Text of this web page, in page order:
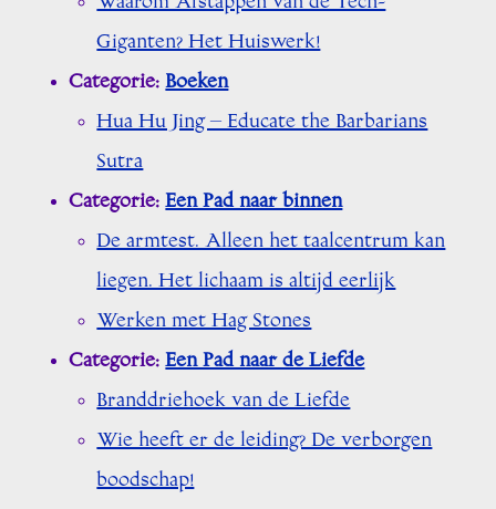
Giganten? Het Huiswerk!
Categorie:Boeken
Hua Hu Jing – Educate the Barbarians
Sutra
Categorie:Een Pad naar binnen
De armtest. Alleen het taalcentrum kan
liegen. Het lichaam is altijd eerlijk
Werken met Hag Stones
Categorie:Een Pad naar de Liefde
Branddriehoek van de Liefde
Wie heeft er de leiding? De verborgen
boodschap!